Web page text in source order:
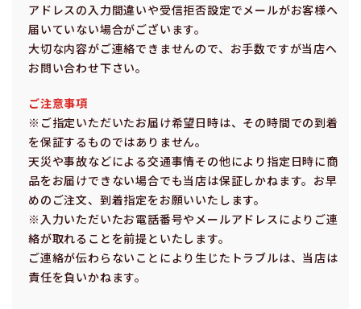
アドレスの⼊⼒間違いや受信拒否設定でメールがお客様へ
届いていない場合がございます。
⼤切な内容がご連絡できませんので、お⼿数ですが当店へ
お問い合わせ下さい。
ご注意事項
※ご指定いただいたお届け希望⽇時は、その時間での到着
を保証するものではありません。
天災や事故などによる交通事情その他により指定⽇時に商
品をお届けできない場合でも当店は保証しかねます。お早
めのご注⽂、到着指定をお願いいたします。
※⼊⼒いただいたお電話番号やメールアドレスによりご連
絡が取れることを前提といたします。
ご連絡が伝わらないことにより⽣じたトラブルは、当店は
責任を負いかねます。